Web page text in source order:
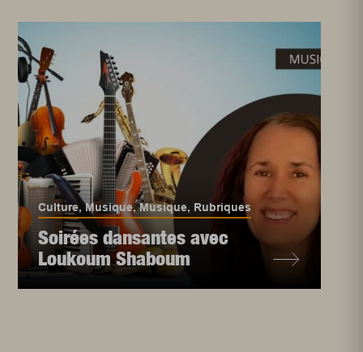
Culture,Musique,Musique, Rubriques
Soirées dansantes avec
Loukoum Shaboum